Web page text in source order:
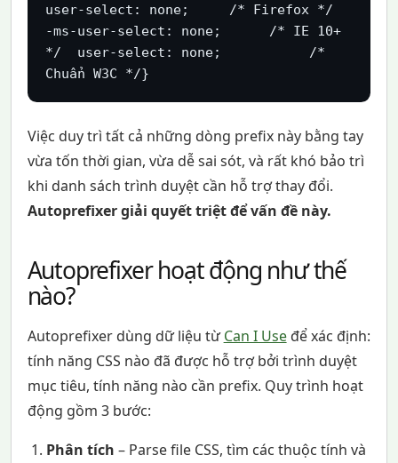
user-select: none;     /* Firefox */
-ms-user-select: none;      /* IE 10+
*/  user-select: none;           /*
Chuẩn W3C */}
Việc duy trì tất cả những dòng prefix này bằng tay
vừa tốn thời gian, vừa dễ sai sót, và rất khó bảo trì
khi danh sách trình duyệt cần hỗ trợ thay đổi.
Autoprefixer giải quyết triệt để vấn đề này.
Autoprefixer hoạt động như thế
nào?
Autoprefixer dùng dữ liệu từCan I Useđể xác định:
tính năng CSS nào đã được hỗ trợ bởi trình duyệt
mục tiêu, tính năng nào cần prefix. Quy trình hoạt
động gồm 3 bước:
Phân tích – Parse file CSS, tìm các thuộc tính và